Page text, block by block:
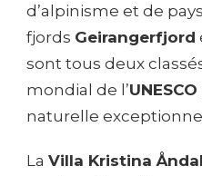
d’alpinisme et de
fjords Geirangerfjord
sont tous deux
mondial de l’UNESCO
naturelle
La Villa Kristina